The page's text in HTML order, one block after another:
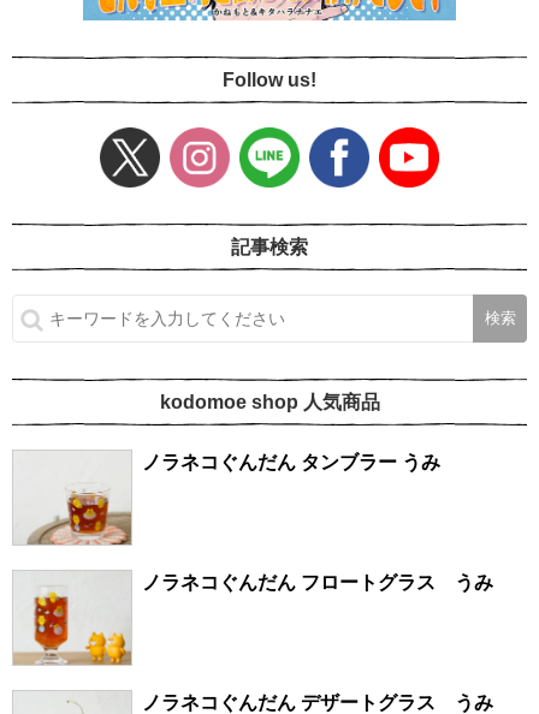
Follow us!
記事検索
kodomoe shop 人気商品
ノラネコぐんだん タンブラー うみ
ノラネコぐんだん フロートグラス うみ
ノラネコぐんだん デザートグラス うみ